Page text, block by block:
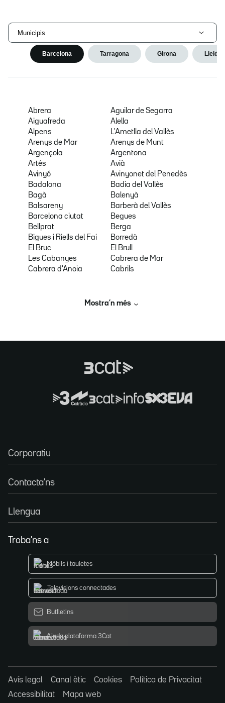
Municipis
Barcelona Tarragona Girona Lleida
Abrera
Aguilar de Segarra
Aiguafreda
Alella
Alpens
L'Ametlla del Vallès
Arenys de Mar
Arenys de Munt
Argençola
Argentona
Artés
Avià
Avinyó
Avinyonet del Penedès
Badalona
Badia del Vallès
Bagà
Balenyà
Balsareny
Barberà del Vallès
Barcelona ciutat
Begues
Bellprat
Berga
Bigues i Riells del Fai
Borredà
El Bruc
El Brull
Les Cabanyes
Cabrera de Mar
Cabrera d'Anoia
Cabrils
Mostra’n més
Corporatiu
Contacta'ns
Llengua
Troba'ns a
Mòbils i tauletes
Televisions connectades
Butlletins
Ajuda plataforma 3Cat
Avís legal Canal ètic Cookies
Política de Privacitat
Accessibilitat
Mapa web